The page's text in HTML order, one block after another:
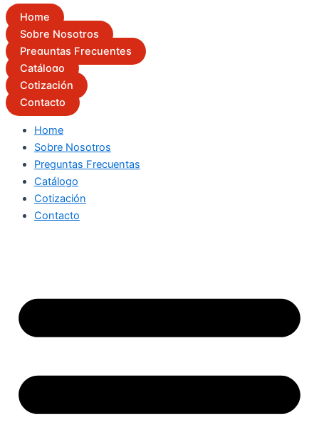
Home
Sobre Nosotros
Preguntas Frecuentes
Catálogo
Cotización
Contacto
Home
Sobre Nosotros
Preguntas Frecuentas
Catálogo
Cotización
Contacto